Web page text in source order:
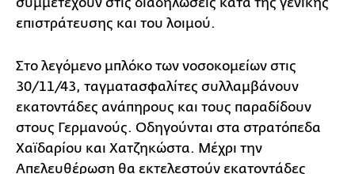
επιστράτευσης και του λοιμού.
Στο λεγόμενο μπλόκο των νοσοκομείων στις
30/11/43, ταγματασφαλίτες συλλαμβάνουν
εκατοντάδες ανάπηρους και τους παραδίδουν
στους Γερμανούς. Οδηγούνται στα στρατόπεδα
Χαϊδαρίου και Χατζηκώστα. Μέχρι την
Απελευθέρωση θα εκτελεστούν εκατοντάδες